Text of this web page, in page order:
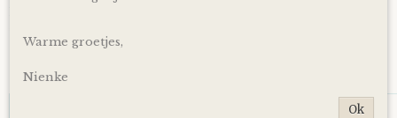
Warme groetjes,
Nienke
Ok